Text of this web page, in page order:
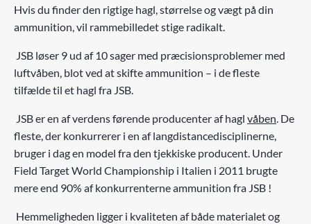
Hvis du finder den rigtige hagl, størrelse og vægt på din
ammunition, vil rammebilledet stige radikalt.
JSB løser 9 ud af 10 sager med præcisionsproblemer med
luftvåben, blot ved at skifte ammunition – i de fleste
tilfælde til et hagl fra JSB.
JSB er en af ​​verdens førende producenter af hagl våben. De
fleste, der konkurrerer i en af ​​langdistancedisciplinerne,
bruger i dag en model fra den tjekkiske producent. Under
Field Target World Championship i Italien i 2011 brugte
mere end 90% af konkurrenterne ammunition fra JSB !
Hemmeligheden ligger i kvaliteten af ​​både materialet og